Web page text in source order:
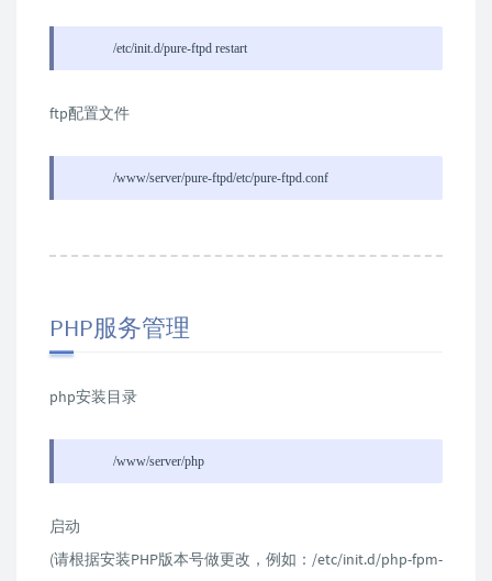
/etc/init.d/pure-ftpd restart
ftp配置文件
/www/server/pure-ftpd/etc/pure-ftpd.conf
PHP服务管理
php安装目录
/www/server/php
启动
(请根据安装PHP版本号做更改，例如：/etc/init.d/php-fpm-